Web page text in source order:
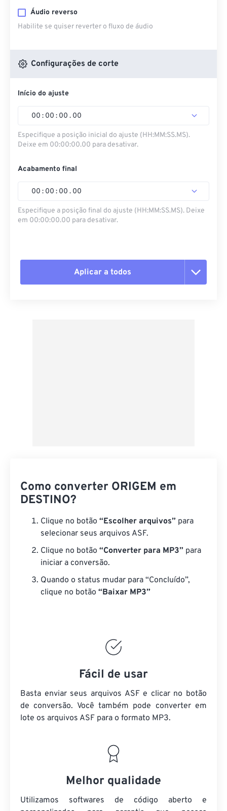
Áudio reverso
Habilite se quiser reverter o fluxo de áudio
Configurações de corte
Início do ajuste
00 : 00 : 00 . 00
Especifique a posição inicial do ajuste (HH:MM:SS.MS).
Deixe em 00:00:00.00 para desativar.
Acabamento final
00 : 00 : 00 . 00
Especifique a posição final do ajuste (HH:MM:SS.MS). Deixe
em 00:00:00.00 para desativar.
Aplicar a todos
Como converter ORIGEM em
DESTINO?
Clique no botão “Escolher arquivos” para
selecionar seus arquivos ASF.
Clique no botão “Converter para MP3” para
iniciar a conversão.
Quando o status mudar para “Concluído”,
clique no botão “Baixar MP3”
Fácil de usar
Basta enviar seus arquivos ASF e clicar no botão
de conversão. Você também pode converter em
lote os arquivos ASF para o formato MP3.
Melhor qualidade
Utilizamos softwares de código aberto e